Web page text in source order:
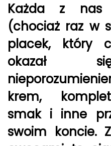
Każda z nas
(chociaż raz w
placek, który
okazał
krem,
smak i inne
swoim koncie.